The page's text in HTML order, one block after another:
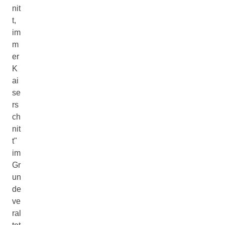
nit
t,
im
m
er
K
ai
se
rs
ch
nit
t"
im
Gr
un
de
ve
ral